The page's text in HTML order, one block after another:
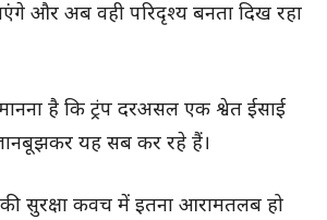
और अब वही परिदृश्य बनता दिख रहा
है कि ट्रंप दरअसल एक श्वेत ईसाई
यह सब कर रहे हैं।
सुरक्षा कवच में इतना आरामतलब हो